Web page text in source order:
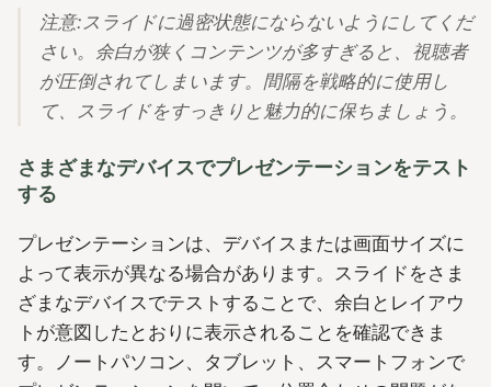
注意:スライドに過密状態にならないようにしてくだ
さい。余白が狭くコンテンツが多すぎると、視聴者
が圧倒されてしまいます。間隔を戦略的に使用し
て、スライドをすっきりと魅力的に保ちましょう。
さまざまなデバイスでプレゼンテーションをテスト
する
プレゼンテーションは、デバイスまたは画面サイズに
よって表示が異なる場合があります。スライドをさま
ざまなデバイスでテストすることで、余白とレイアウ
トが意図したとおりに表示されることを確認できま
す。ノートパソコン、タブレット、スマートフォンで